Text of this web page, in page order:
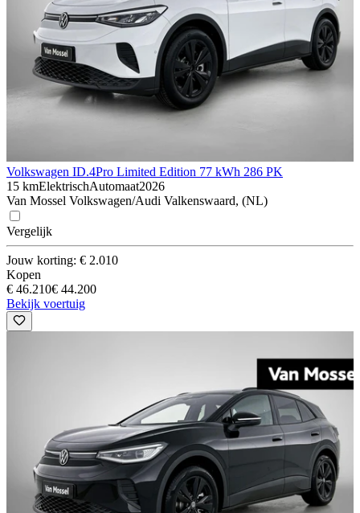
Volkswagen ID.4Pro Limited Edition 77 kWh 286 PK
15 kmElektrischAutomaat2026
Van Mossel Volkswagen/Audi Valkenswaard, (NL)
Vergelijk
Jouw korting: € 2.010
Kopen
€ 46.210€ 44.200
Bekijk voertuig